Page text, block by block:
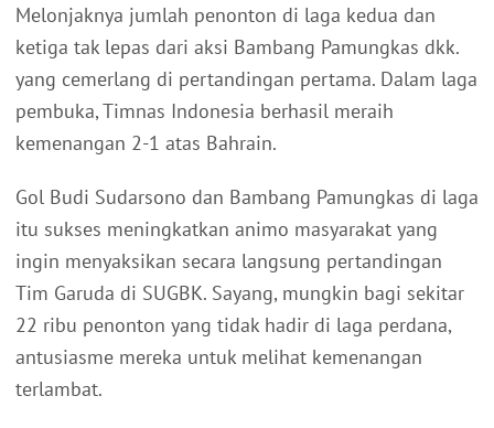
Melonjaknya jumlah penonton di laga kedua dan
ketiga tak lepas dari aksi Bambang Pamungkas dkk.
yang cemerlang di pertandingan pertama. Dalam laga
pembuka, Timnas Indonesia berhasil meraih
kemenangan 2-1 atas Bahrain.
Gol Budi Sudarsono dan Bambang Pamungkas di laga
itu sukses meningkatkan animo masyarakat yang
ingin menyaksikan secara langsung pertandingan
Tim Garuda di SUGBK. Sayang, mungkin bagi sekitar
22 ribu penonton yang tidak hadir di laga perdana,
antusiasme mereka untuk melihat kemenangan
terlambat.